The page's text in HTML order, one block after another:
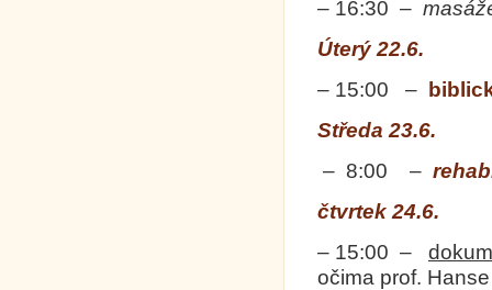
– 16:30 –
Úterý 22.6.
– 15:00 –
Středa 23.6.
– 8:00 –
čtvrtek 24.6.
– 15:00 –
očima prof.